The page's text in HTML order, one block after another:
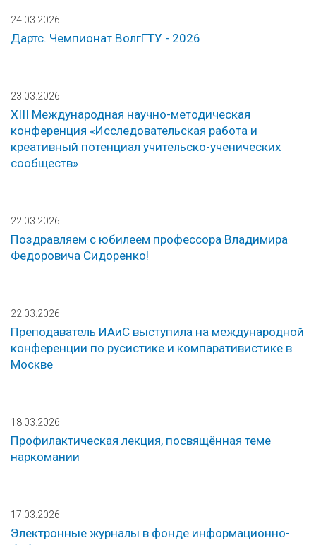
24.03.2026
Дартс. Чемпионат ВолгГТУ - 2026
23.03.2026
XIII Международная научно-методическая
конференция «Исследовательская работа и
креативный потенциал учительско-ученических
сообществ»
22.03.2026
Поздравляем с юбилеем профессора Владимира
Федоровича Сидоренко!
22.03.2026
Преподаватель ИАиС выступила на международной
конференции по русистике и компаративистике в
Москве
18.03.2026
Профилактическая лекция, посвящённая теме
наркомании
17.03.2026
Электронные журналы в фонде информационно-